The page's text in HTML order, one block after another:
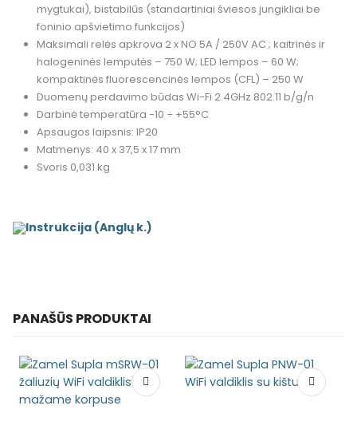
mygtukai), bistabilūs (standartiniai šviesos jungikliai be
foninio apšvietimo funkcijos)
Maksimali relės apkrova 2 x NO 5A / 250V AC ; kaitrinės ir
halogeninės lemputės – 750 W; LED lempos – 60 W;
kompaktinės fluorescencinės lempos (CFL) – 250 W
Duomenų perdavimo būdas Wi-Fi 2.4GHz 802.11 b/g/n
Darbinė temperatūra -10 ÷ +55°C
Apsaugos laipsnis: IP20
Matmenys: 40 x 37,5 x 17 mm
Svoris 0,031 kg
Instrukcija (Anglų k.)
PANAŠŪS PRODUKTAI